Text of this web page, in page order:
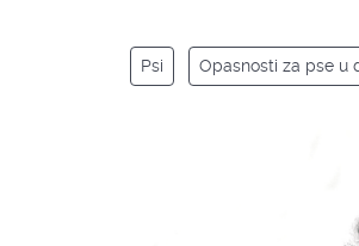
Psi Opasnosti za pse u